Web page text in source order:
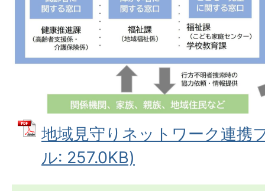
地域見守りネットワーク連携
ル: 257.0KB)